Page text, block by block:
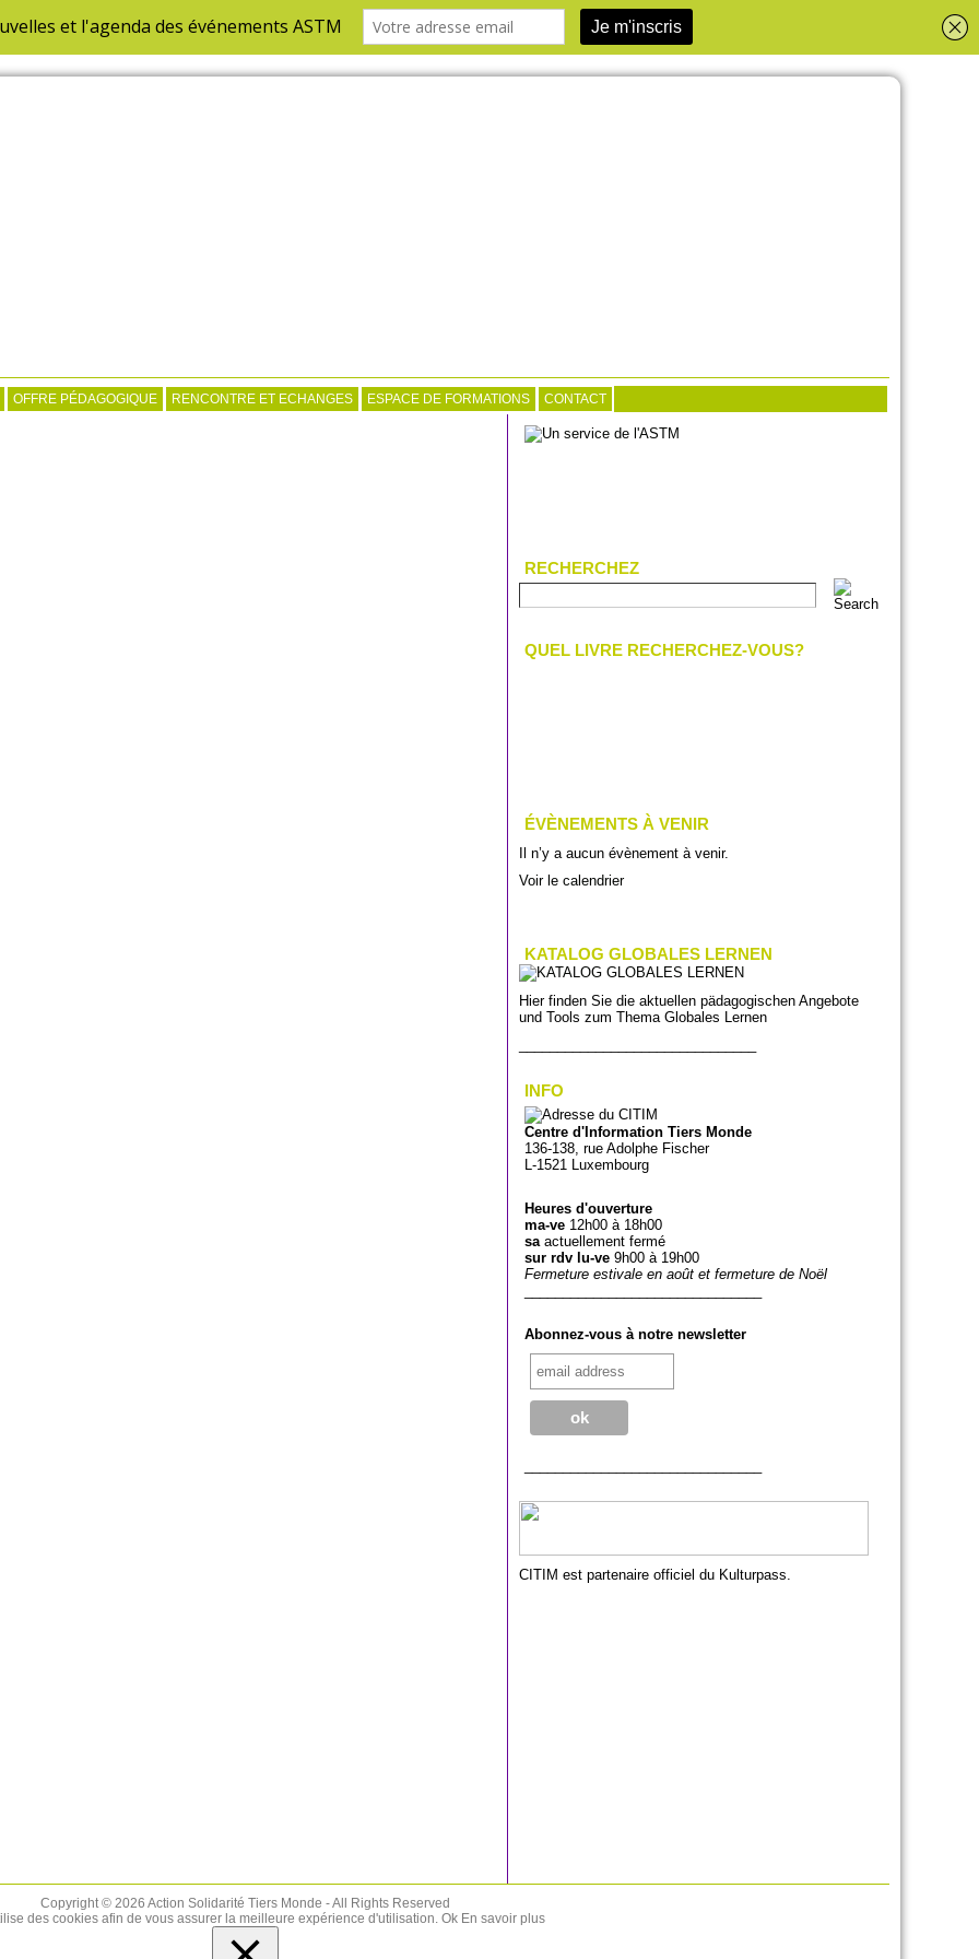
OFFRE PÉDAGOGIQUE RENCONTRE ET ECHANGES ESPACE DE FORMATIONS CONTACT
RECHERCHEZ
QUEL LIVRE RECHERCHEZ-VOUS?
ÉVÈNEMENTS À VENIR
Il n’y a aucun évènement à venir.
Voir le calendrier
KATALOG GLOBALES LERNEN
Hier finden Sie die aktuellen pädagogischen Angebote
und Tools zum Thema Globales Lernen
INFO
Centre d'Information Tiers Monde
136-138, rue Adolphe Fischer
L-1521 Luxembourg
Heures d'ouverture
ma-ve 12h00 à 18h00
saactuellement fermé
sur rdv lu-ve 9h00 à 19h00
Fermeture estivale en août et fermeture de Noël
Abonnez-vous à notre newsletter
CITIM est partenaire officiel du Kulturpass.
Copyright © 2026 Action Solidarité Tiers Monde - All Rights Reserved
des cookies afin de vous assurer la meilleure expérience d'utilisation. Ok En savoir plus